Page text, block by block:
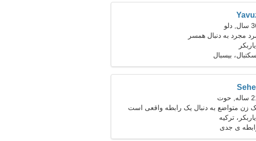
دلو
مجرد به دنبال همسر
بیسبال
حوت
زن متواضع به دنبال یک رابطه واقعی است
ترکیه
ی جدی